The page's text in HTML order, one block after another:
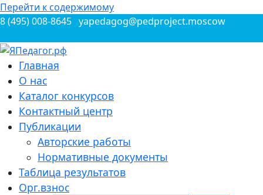
Перейти к содержимому
8 (495) 008-8645 yapedagog@pedproject.moscow
ЯПедагог.рф
Всероссийские конкурсы для педагогов
Главная
О нас
Каталог конкурсов
Контактный центр
Публикации
Авторские работы
Нормативные документы
Таблица результатов
Орг.взнос